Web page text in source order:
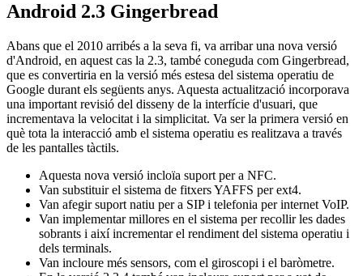
Android 2.3 Gingerbread
Abans que el 2010 arribés a la seva fi, va arribar una nova versió
d'Android, en aquest cas la 2.3, també coneguda com Gingerbread,
que es convertiria en la versió més estesa del sistema operatiu de
Google durant els següents anys. Aquesta actualització incorporava
una important revisió del disseny de la interfície d'usuari, que
incrementava la velocitat i la simplicitat. Va ser la primera versió en
què tota la interacció amb el sistema operatiu es realitzava a través
de les pantalles tàctils.
Aquesta nova versió incloïa suport per a NFC.
Van substituir el sistema de fitxers YAFFS per ext4.
Van afegir suport natiu per a SIP i telefonia per internet VoIP.
Van implementar millores en el sistema per recollir les dades
sobrants i així incrementar el rendiment del sistema operatiu i
dels terminals.
Van incloure més sensors, com el giroscopi i el baròmetre.